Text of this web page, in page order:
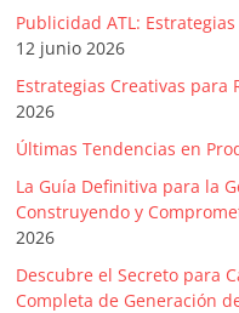
Publicidad ATL:
12 junio 2026
Estrategias Creativas para
2026
Últimas Tendencias en
La Guía Definitiva para la
Construyendo y
2026
Descubre el Secreto para
Completa de Generación